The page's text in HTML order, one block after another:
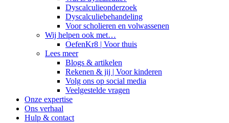
Dyscalculieonderzoek
Dyscalculiebehandeling
Voor scholieren en volwassenen
Wij helpen ook met…
OefenKr8 | Voor thuis
Lees meer
Blogs & artikelen
Rekenen & jij | Voor kinderen
Volg ons op social media
Veelgestelde vragen
Onze expertise
Ons verhaal
Hulp & contact